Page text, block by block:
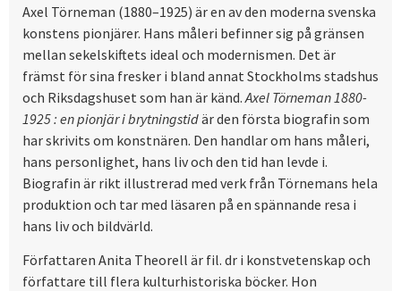
Axel Törneman (1880–1925) är en av den moderna svenska
konstens pionjärer. Hans måleri befinner sig på gränsen
mellan sekelskiftets ideal och modernismen. Det är
främst för sina fresker i bland annat Stockholms stadshus
och Riksdagshuset som han är känd. Axel Törneman 1880-
1925 : en pionjär i brytningstidär den första biografin som
har skrivits om konstnären. Den handlar om hans måleri,
hans personlighet, hans liv och den tid han levde i.
Biografin är rikt illustrerad med verk från Törnemans hela
produktion och tar med läsaren på en spännande resa i
hans liv och bildvärld.
Författaren Anita Theorell är fil. dr i konstvetenskap och
författare till flera kulturhistoriska böcker. Hon